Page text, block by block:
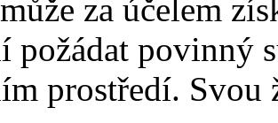
za účelem
požádat povinný
prostředí. Svou